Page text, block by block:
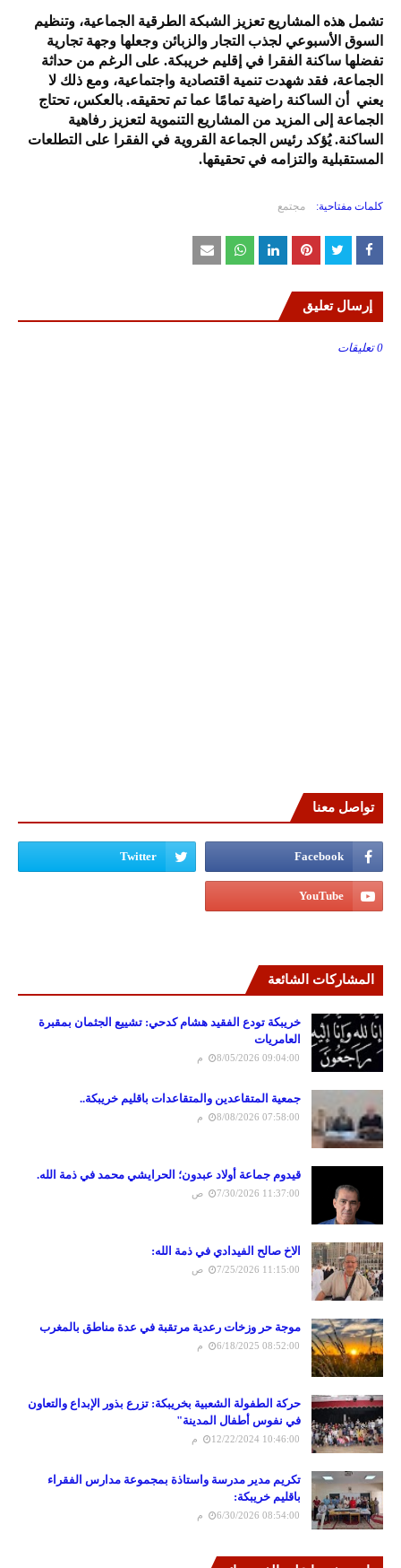
تشمل هذه المشاريع تعزيز الشبكة الطرقية الجماعية، وتنظيم
السوق الأسبوعي لجذب التجار والزبائن وجعلها وجهة تجارية
تفضلها ساكنة الفقرا في إقليم خريبكة. على الرغم من حداثة
الجماعة، فقد شهدت تنمية اقتصادية واجتماعية، ومع ذلك لا
يعني أن الساكنة راضية تمامًا عما تم تحقيقه. بالعكس، تحتاج
الجماعة إلى المزيد من المشاريع التنموية لتعزيز رفاهية
الساكنة. يُؤكد رئيس الجماعة القروية في الفقرا على التطلعات
المستقبلية والتزامه في تحقيقها.
كلمات مفتاحية: مجتمع
إرسال تعليق
0 تعليقات
تواصل معنا
المشاركات الشائعة
خريبكة تودع الفقيد هشام كدحي: تشييع الجثمان بمقبرة
العامريات
8/05/2026 09:04:00 م
جمعية المتقاعدين والمتقاعدات باقليم خريبكة..
8/08/2026 07:58:00 م
قيدوم جماعة أولاد عبدون؛ الحرايشي محمد في ذمة الله.
7/30/2026 11:37:00 ص
الاخ صالح الفيدادي في ذمة الله:
7/25/2026 11:15:00 ص
موجة حر وزخات رعدية مرتقبة في عدة مناطق بالمغرب
6/18/2025 08:52:00 م
حركة الطفولة الشعبية بخريبكة: تزرع بذور الإبداع والتعاون
في نفوس أطفال المدينة"
12/22/2024 10:46:00 م
تكريم مدير مدرسة واستاذة بمجموعة مدارس الفقراء
باقليم خريبكة:
6/30/2026 08:54:00 م